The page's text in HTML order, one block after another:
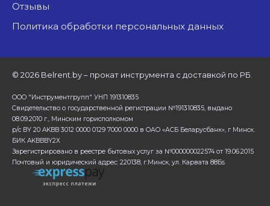
Отзывы
Политика обработки персональных данных
© 2026 Belrent.by – прокат инструмента с доставкой по РБ.
ООО "Инструментгрупп" УНП 191310835
Свидетельство о государственной регистрации №191310835, выдано
08.09.2010 г., Минским горисполкомом
р/с BY 20 AKBB 3012 0000 0129 7000 0000 в ОАО «АСБ Беларусбанк», г Минск.
БИК AKBBBY2X
Зарегистрировано в реестре бытовых услуг за №000000022574 от 19.06.2015
Почтовый и юридический адрес: 220138, г.Минск, ул. Карвата 88Бs